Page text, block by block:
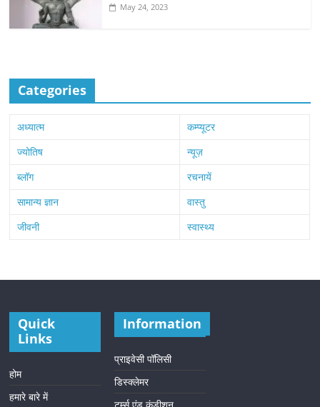
May 24, 2023
Categories
अध्यात्म
कम्प्यूटर
ज्योतिष
न्यूज़
ब्लॉग
रचनायें
सामान्य ज्ञान
वास्तु
जीवनी
स्वास्थ्य
Quick
Links
होम
हमारे बारे में
Information
प्राइवेसी पॉलिसी
डिस्क्लेमर